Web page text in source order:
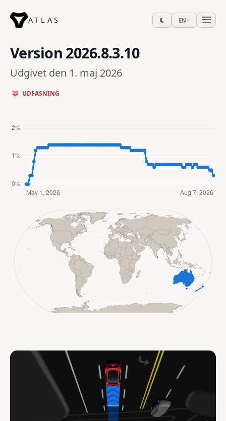
ATLAS EN
Version 2026.8.3.10
Udgivet den 1. maj 2026
UDFASNING